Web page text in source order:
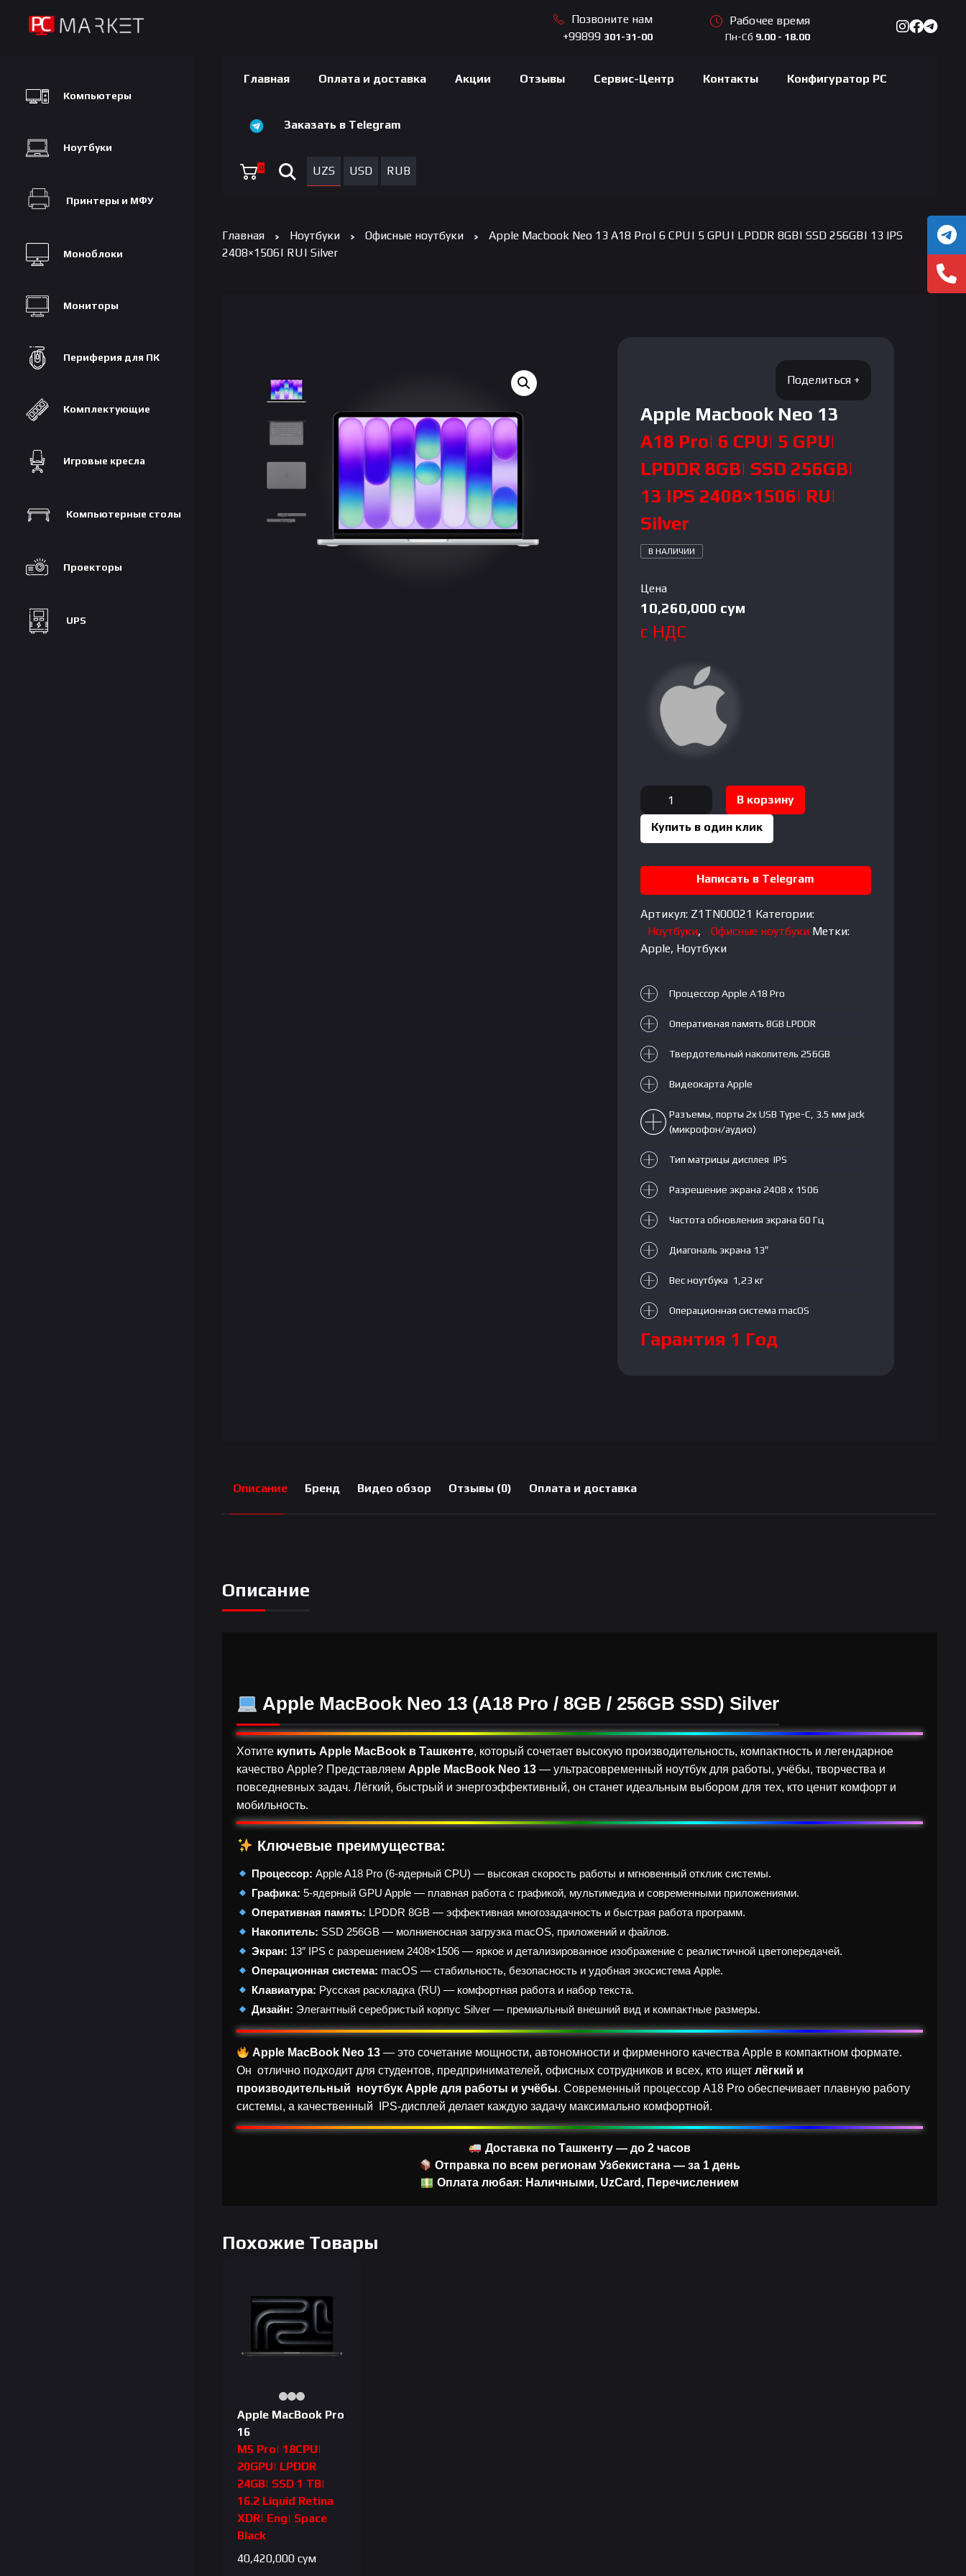
Позвоните нам
+99899 301-31-00
Рабочее время
Пн-Сб 9.00 - 18.00
Компьютеры
Ноутбуки
Принтеры и МФУ
Моноблоки
Мониторы
Периферия для ПК
Комплектующие
Игровые кресла
Компьютерные столы
Проекторы
UPS
Главная Оплата и доставка Акции Отзывы Сервис-Центр Контакты Конфигуратор PC
Заказать в Telegram
0 UZS USD RUB
Главная Ноутбуки Офисные ноутбуки
Apple Macbook Neo 13 A18 Pro| 6 CPU| 5 GPU| LPDDR 8GB| SSD 256GB| 13 IPS
2408×1506| RU| Silver
Apple Macbook Neo 13
A18 Pro| 6 CPU| 5 GPU|
LPDDR 8GB| SSD 256GB|
13 IPS 2408×1506| RU|
Silver
В НАЛИЧИИ
Цена
10,260,000 сум
с НДС
Количество
товара
Apple
Macbook
A18
Pro|
CPU|
GPU|
LPDDR
8GB|
SSD
256GB|
IPS
RU|
Silver
В корзину
Купить в один клик
Написать в Telegram
Артикул: Z1TN00021 Категории:
Ноутбуки, Офисные ноутбуки Метки:
Apple, Ноутбуки
Процессор Apple A18 Pro
Оперативная память 8GB LPDDR
Твердотельный накопитель 256GB
Видеокарта Apple
Разъемы, порты 2x USB Type-C, 3.5 мм jack
(микрофон/аудио)
Тип матрицы дисплея IPS
Разрешение экрана 2408 x 1506
Частота обновления экрана 60 Гц
Диагональ экрана 13″
Вес ноутбука 1,23 кг
Операционная система macOS
Гарантия 1 Год
Описание Бренд Видео обзор Отзывы (0) Оплата и доставка
Описание
Apple MacBook Neo 13 (A18 Pro / 8GB / 256GB SSD) Silver
Хотите купить Apple MacBook в Ташкенте, который сочетает высокую производительность, компактность и легендарное
качество Apple? Представляем Apple MacBook Neo 13 — ультрасовременный ноутбук для работы, учёбы, творчества и
повседневных задач. Лёгкий, быстрый и энергоэффективный, он станет идеальным выбором для тех, кто ценит комфорт и
мобильность.
Ключевые преимущества:
Процессор: Apple A18 Pro (6-ядерный CPU) — высокая скорость работы и мгновенный отклик системы.
Графика: 5-ядерный GPU Apple — плавная работа с графикой, мультимедиа и современными приложениями.
Оперативная память: LPDDR 8GB — эффективная многозадачность и быстрая работа программ.
Накопитель: SSD 256GB — молниеносная загрузка macOS, приложений и файлов.
Экран: 13″ IPS с разрешением 2408×1506 — яркое и детализированное изображение с реалистичной цветопередачей.
Операционная система: macOS — стабильность, безопасность и удобная экосистема Apple.
Клавиатура: Русская раскладка (RU) — комфортная работа и набор текста.
Дизайн: Элегантный серебристый корпус Silver — премиальный внешний вид и компактные размеры.
Apple MacBook Neo 13 — это сочетание мощности, автономности и фирменного качества Apple в компактном формате.
Он отлично подходит для студентов, предпринимателей, офисных сотрудников и всех, кто ищетлёгкий и
производительный ноутбук Apple для работы и учёбы. Современный процессор A18 Pro обеспечивает плавную работу
системы, а качественный IPS-дисплей делает каждую задачу максимально комфортной.
Доставка по Ташкенту — до 2 часов
Отправка по всем регионам Узбекистана — за 1 день
Оплата любая: Наличными, UzCard, Перечислением
Похожие Товары
Apple MacBook Pro
16
M5 Pro| 18CPU|
20GPU| LPDDR
24GB| SSD 1 TB|
16.2 Liquid Retina
XDR| Eng| Space
Black
40,420,000 сум